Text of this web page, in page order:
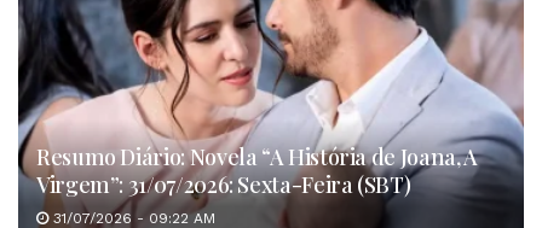
Resumo Diário: Novela “A História de Joana, A
Virgem”: 31/07/2026: Sexta-Feira (SBT)
31/07/2026 - 09:22 AM